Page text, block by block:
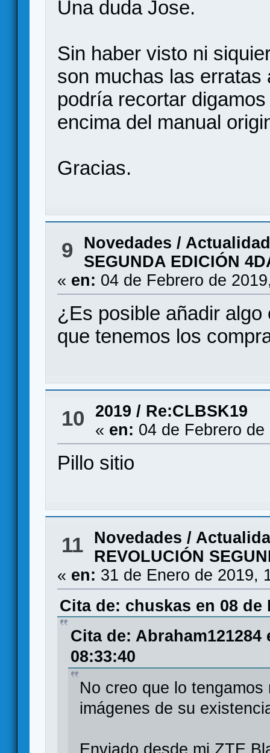
Una duda Jose.
Sin haber visto ni
son muchas las erratas
podría recortar
encima del manual
Gracias.
9
Novedades / Actualidad
SEGUNDA EDICIÓN
« en: 04 de Febrero de
¿Es posible añadir
que tenemos los
10 2019 / Re:CLBSK19
« en: 04 de Febrero
Pillo sitio
11
Novedades /
REVOLUCIÓN
« en: 31 de Enero de 2019,
Cita de: chuskas en 08 de
Cita de: Abraham121284
08:33:40
No creo que lo
imágenes de su
Enviado desde mi ZTE